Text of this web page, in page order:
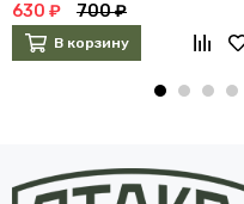
630 ₽ 700 ₽
В корзину